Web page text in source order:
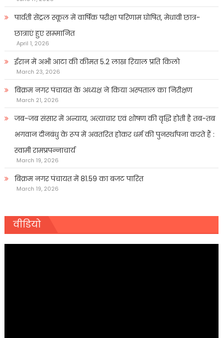
पार्वती सेंट्रल स्कूल में वार्षिक परीक्षा परिणाम घोषित, मेधावी छात्र-
छात्राएं हुए सम्मानित
April 1, 2026
ईरान में अभी आटा की कीमत 5.2 लाख रियाल प्रति किलो
March 23, 2026
बिक्रम नगर पंचायत के अध्यक्ष ने किया अस्पताल का निरीक्षण
March 21, 2026
जब-जब संसार में अन्याय, अत्याचार एवं शोषण की वृद्धि होती है तब-तब
भगवान दीनबंधु के रूप में अवतरित होकर धर्म की पुनर्स्थापना करते हैं :
स्वामी रामप्रपन्नाचार्य
March 19, 2026
बिक्रम नगर पंचायत में 81.59 का बजट पारित
March 19, 2026
वीडियो